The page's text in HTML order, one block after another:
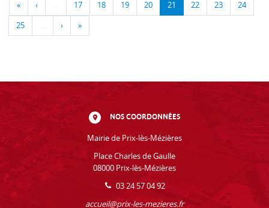
« ‹ … 17 18 19 20 21 22 23 24
25 … › »
NOS COORDONNÉES
Mairie de Prix-lès-Mézières
Place Charles de Gaulle
08000 Prix-lès-Mézières
03 24 57 04 92
accueil@prix-les-mezieres.fr